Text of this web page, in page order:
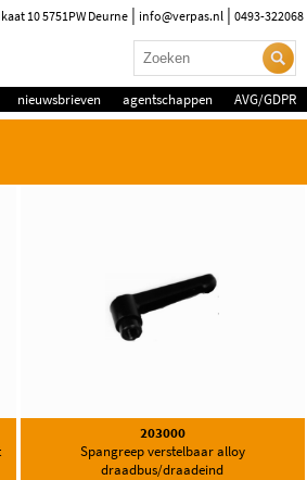
10 5751PW Deurne | info@verpas.nl | 0493-322068
nieuwsbrieven agentschappen AVG/GDPR
203000
Spangreep verstelbaar alloy
draadbus/draadeind